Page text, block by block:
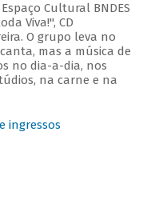
Cultural BNDES
Viva!", CD
O grupo leva no
mas a música de
no dia-a-dia, nos
na carne e na
ingressos